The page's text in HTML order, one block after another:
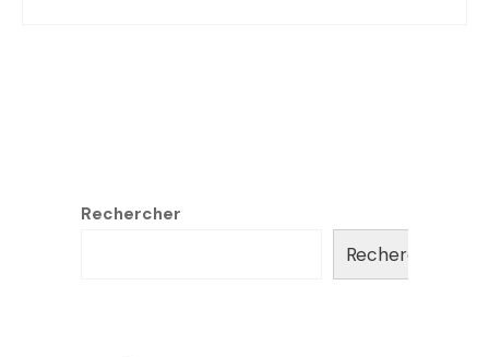
Rechercher
Rechercher